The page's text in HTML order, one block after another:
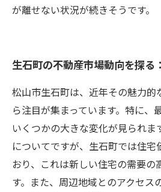
が離せない状況が続きそうです。
生石町の不動産市場動向を探る
松山市生石町は、近年その魅力
ら注目が集まっています。特に、
いくつかの大きな変化が見られま
についてですが、生石町では住宅
おり、これは新しい住宅の需要の
す。また、周辺地域とのアクセス